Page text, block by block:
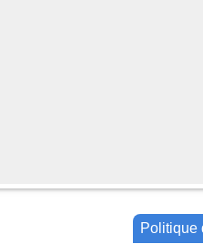
Politique